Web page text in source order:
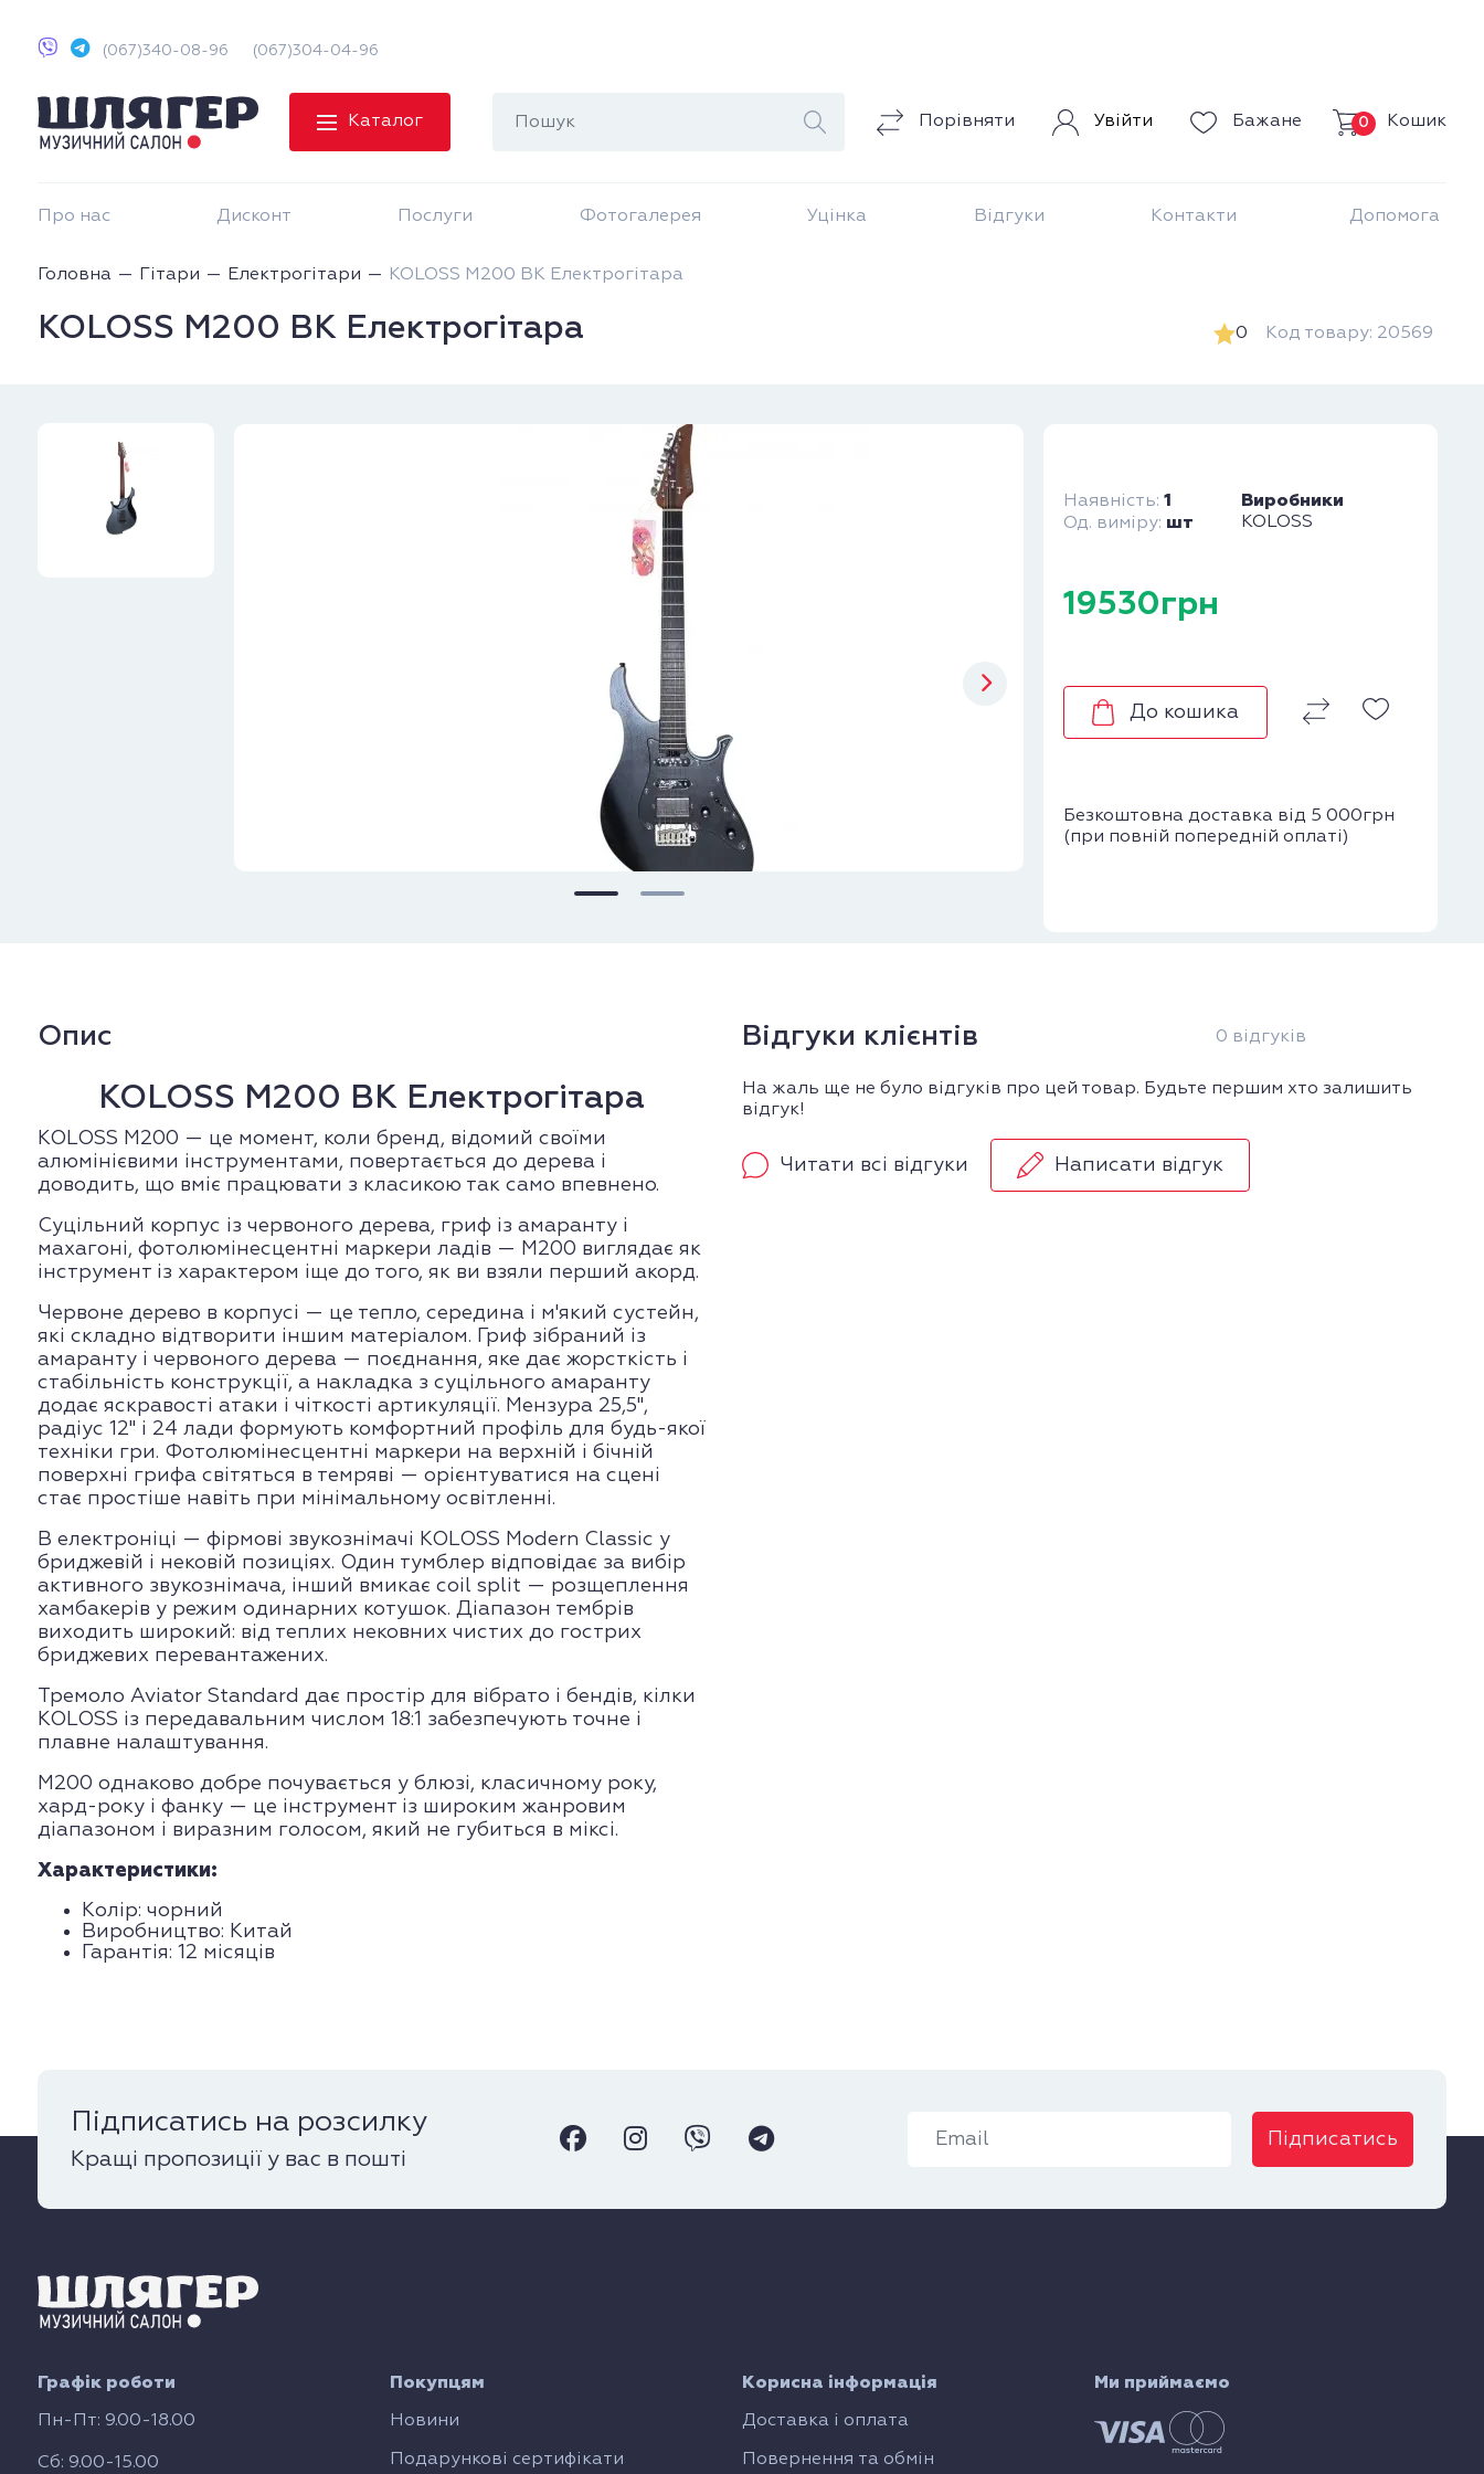
(067)340-08-96 (067)304-04-96
Каталог Порівняти Увійти Бажане Кошик
0
Про нас Дисконт Послуги Фотогалерея Уцінка Відгуки Контакти Допомога
Головна Гітари Електрогітари KOLOSS M200 BK Електрогітара
KOLOSS M200 BK Електрогітара 0 Код товару: 20569
Наявність: 1
Од. виміру: шт
Виробники
KOLOSS
19530грн
До кошика
Безкоштовна доставка від 5 000грн
(при повній попередній оплаті)
Опис
KOLOSS M200 BK Електрогітара
KOLOSS M200 — це момент, коли бренд, відомий своїми
алюмінієвими інструментами, повертається до дерева і
доводить, що вміє працювати з класикою так само впевнено.
Суцільний корпус із червоного дерева, гриф із амаранту і
махагоні, фотолюмінесцентні маркери ладів — M200 виглядає як
інструмент із характером іще до того, як ви взяли перший акорд.
Червоне дерево в корпусі — це тепло, середина і м'який сустейн,
які складно відтворити іншим матеріалом. Гриф зібраний із
амаранту і червоного дерева — поєднання, яке дає жорсткість і
стабільність конструкції, а накладка з суцільного амаранту
додає яскравості атаки і чіткості артикуляції. Мензура 25,5",
радіус 12" і 24 лади формують комфортний профіль для будь-якої
техніки гри. Фотолюмінесцентні маркери на верхній і бічній
поверхні грифа світяться в темряві — орієнтуватися на сцені
стає простіше навіть при мінімальному освітленні.
В електроніці — фірмові звукознімачі KOLOSS Modern Classic у
бриджевій і нековій позиціях. Один тумблер відповідає за вибір
активного звукознімача, інший вмикає coil split — розщеплення
хамбакерів у режим одинарних котушок. Діапазон тембрів
виходить широкий: від теплих нековних чистих до гострих
бриджевих перевантажених.
Тремоло Aviator Standard дає простір для вібрато і бендів, кілки
KOLOSS із передавальним числом 18:1 забезпечують точне і
плавне налаштування.
M200 однаково добре почувається у блюзі, класичному року,
хард-року і фанку — це інструмент із широким жанровим
діапазоном і виразним голосом, який не губиться в міксі.
Характеристики:
Колір: чорний
Виробництво: Китай
Гарантія: 12 місяців
Відгуки клієнтів 0 відгуків
На жаль ще не було відгуків про цей товар. Будьте першим хто залишить
відгук!
Читати всі відгуки Написати відгук
Підписатись на розсилку
Кращі пропозиції у вас в пошті
Підписатись
Графік роботи
Пн-Пт: 9.00-18.00
Сб: 9.00-15.00
Покупцям
Новини
Подарункові сертифікати
Корисна інформація
Доставка і оплата
Повернення та обмін
Ми приймаємо